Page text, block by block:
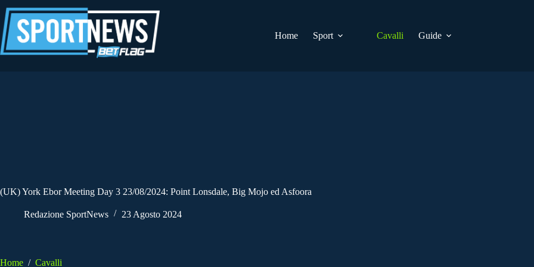
al
contenuto
Home
Sport Cavalli Guide
(UK) York Ebor Meeting Day 3 23/08/2024: Point Lonsdale, Big Mojo ed Asfoora
Redazione SportNews 23 Agosto 2024
Home / Cavalli